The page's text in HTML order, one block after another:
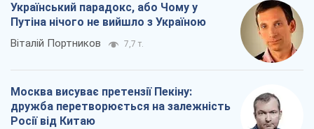
Український парадокс, або Чому у
Путіна нічого не вийшло з Україною
Віталій Портников 7,7 т.
Москва висуває претензії Пекіну:
дружба перетворюється на залежність
Росії від Китаю